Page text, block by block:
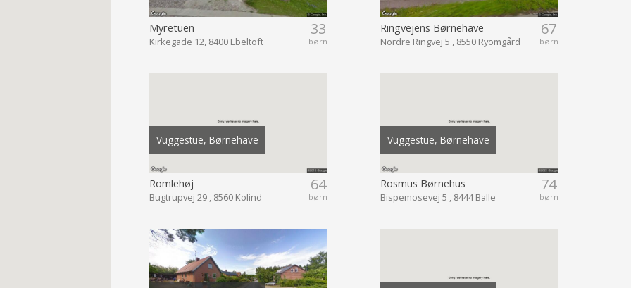
33
børn
Myretuen
Kirkegade 12, 8400 Ebeltoft
67
børn
Ringvejens Børnehave
Nordre Ringvej 5 , 8550 Ryomgård
Vuggestue, Børnehave
64
børn
Romlehøj
Bugtrupvej 29 , 8560 Kolind
Vuggestue, Børnehave
74
børn
Rosmus Børnehus
Bispemosevej 5 , 8444 Balle